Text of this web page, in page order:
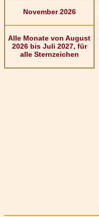
November 2026
Alle Monate von August
2026 bis Juli 2027, für
alle Sternzeichen